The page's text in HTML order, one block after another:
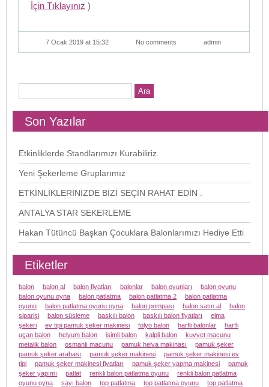
İçin Tıklayınız )
7 Ocak 2019 at 15:32 No comments admin
Son Yazılar
Etkinliklerde Standlarımızı Kurabiliriz.
Yeni Şekerleme Gruplarımız
ETKİNLİKLERİNİZDE BİZİ SEÇİN RAHAT EDİN .
ANTALYA STAR SEKERLEME
Hakan Tütüncü Başkan Çocuklara Balonlarımızı Hediye Etti
Etiketler
balon balon al balon fiyatları balonlar balon oyunları
balon oyunu
balon oyunu oyna
balon patlatma balon patlatma 2
balon patlatma
oyunu
balon patlatma oyunu oyna balon pompası balon satın al
balon
siparişi
balon süsleme baskılı balon baskılı balon fiyatları
elma
şekeri
ev tipi pamuk şeker makinesi folyo balon harfli balonlar
harfli
uçan balon
helyum balon isimli balon kalpli balon
kuvvet macunu
metalik balon
osmanlı macunu pamuk helva makinası
pamuk şeker
pamuk şeker arabası
pamuk şeker makinesi
pamuk şeker makinesi ev
tipi
pamuk şeker makinesi fiyatları pamuk şeker yapma makinesi
pamuk
şeker yapımı
patlat renkli balon patlatma oyunu
renkli balon patlatma
oyunu oyna
sayı balon top patlatma top patlatma oyunu top patlatma